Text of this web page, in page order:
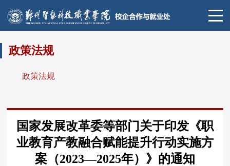
政策法规
政策法规
国家发展改革委等部门关于印发《职
业教育产教融合赋能提升行动实施方
案（2023—2025年）》的通知